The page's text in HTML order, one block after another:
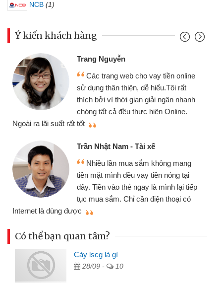
NCB (1)
Ý kiến khách hàng
Trang Nguyễn
Các trang web cho vay tiền online
sử dụng thân thiện, dễ hiểu.Tôi rất
thích bởi vì thời gian giải ngân nhanh
chóng tất cả đều thực hiện Online.
Ngoài ra lãi suất rất tốt
Trần Nhật Nam - Tài xế
Nhiều lần mua sắm không mang
tiền mặt mình đều vay tiền nóng tại
đây. Tiền vào thẻ ngay là mình lại tiếp
tục mua sắm. Chỉ cần điện thoại có
Internet là dùng được
Có thể bạn quan tâm?
Cày lscg là gì
28/09 - 10